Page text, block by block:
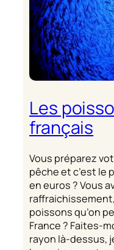
Les
français
Vous préparez
pêche et c’est le
en euros ? Vous
poissons qu’on
France ? Faites-
rayon là-dessus,